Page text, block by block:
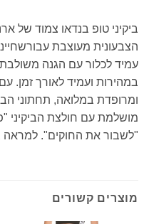
ביקיני טופ בנדאו צמוד של
הצבעונית מעוצבת
במהירות ועמיד לאורך זמן.
ומרופדת במלואה, תחתוני
מושלמת עם חולצת הביקיני
"לשבור את החוקים". למראה
מוצרים קשורים